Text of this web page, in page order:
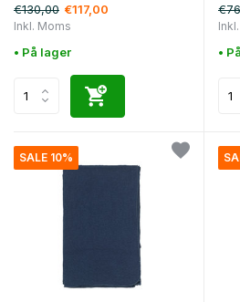
€130,00 €117,00
Inkl. Moms
• På lager •
SALE 10%